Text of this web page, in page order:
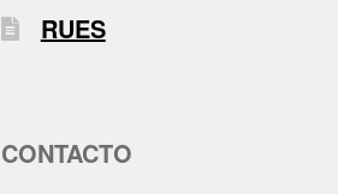
RUES
CONTACTO